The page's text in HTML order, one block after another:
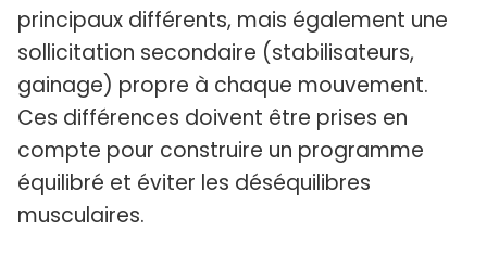
principaux différents, mais également une
sollicitation secondaire (stabilisateurs,
gainage) propre à chaque mouvement.
Ces différences doivent être prises en
compte pour construire un programme
équilibré et éviter les déséquilibres
musculaires.